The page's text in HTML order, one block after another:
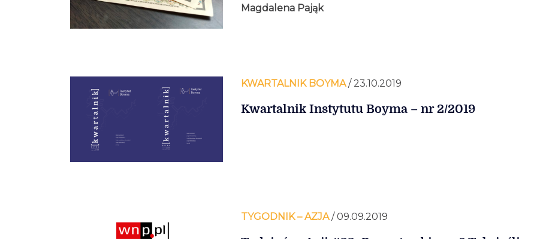
Magdalena Pająk
KWARTALNIK BOYMA/ 23.10.2019
Kwartalnik Instytutu Boyma – nr 2/2019
TYGODNIK – AZJA/ 09.09.2019